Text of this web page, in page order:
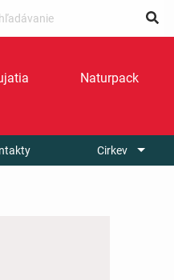
Naturpack
Cirkev